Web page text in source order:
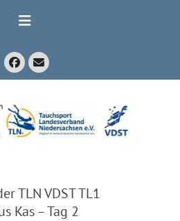
Facebook
E-
Mail
Tauchsport
Landesverband
TLN VDST TL1
Kas – Tag 2